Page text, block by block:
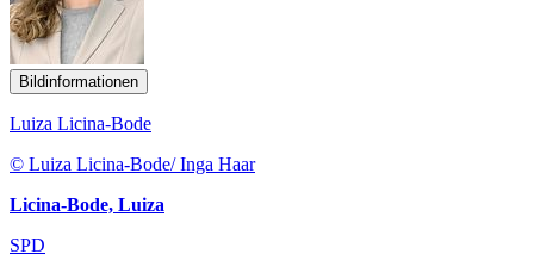
Bildinformationen
Luiza Licina-Bode
© Luiza Licina-Bode/ Inga Haar
Licina-Bode, Luiza
SPD